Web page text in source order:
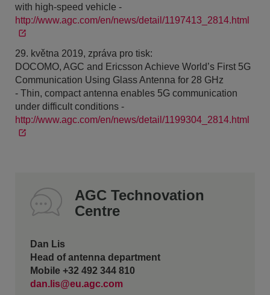
with high-speed vehicle -
http://www.agc.com/en/news/detail/1197413_2814.html
29. května 2019, zpráva pro tisk:
DOCOMO, AGC and Ericsson Achieve World’s First 5G
Communication Using Glass Antenna for 28 GHz
- Thin, compact antenna enables 5G communication
under difficult conditions -
http://www.agc.com/en/news/detail/1199304_2814.html
AGC Technovation
Centre
Dan Lis
Head of antenna department
Mobile +32 492 344 810
dan.lis@eu.agc.com